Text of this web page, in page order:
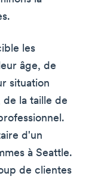
les
âge, de
situation
la taille de
d'un
à Seattle.
de clientes